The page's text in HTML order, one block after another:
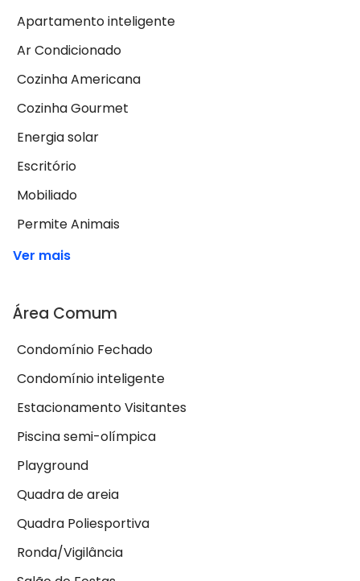
Apartamento inteligente
Ar Condicionado
Cozinha Americana
Cozinha Gourmet
Energia solar
Escritório
Mobiliado
Permite Animais
Ver mais
Área Comum
Condomínio Fechado
Condomínio inteligente
Estacionamento Visitantes
Piscina semi-olímpica
Playground
Quadra de areia
Quadra Poliesportiva
Ronda/Vigilância